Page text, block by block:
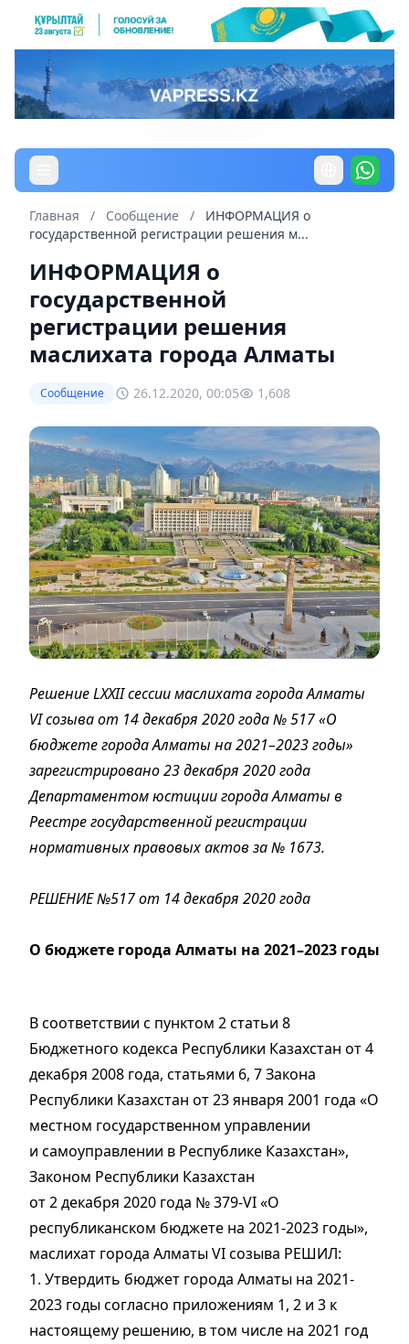
Главная / Сообщение /
ИНФОРМАЦИЯ о
государственной регистрации решения м...
ИНФОРМАЦИЯ о
государственной
регистрации решения
маслихата города Алматы
Сообщение 26.12.2020, 00:05 1,608
Решение LХХII сессии маслихата города Алматы
VI созыва от 14 декабря 2020 года № 517 «О
бюджете города Алматы на 2021–2023 годы»
зарегистрировано 23 декабря 2020 года
Департаментом юстиции города Алматы в
Реестре государственной регистрации
нормативных правовых актов за № 1673.
РЕШЕНИЕ №517 от 14 декабря 2020 года
О бюджете города Алматы на 2021–2023 годы
В соответствии с пунктом 2 статьи 8
Бюджетного кодекса Республики Казахстан от 4
декабря 2008 года, статьями 6, 7 Закона
Республики Казахстан от 23 января 2001 года «О
местном государственном управлении
и самоуправлении в Республике Казахстан»,
Законом Республики Казахстан
от 2 декабря 2020 года № 379-VI «О
республиканском бюджете на 2021-2023 годы»,
маслихат города Алматы VI созыва РЕШИЛ:
1. Утвердить бюджет города Алматы на 2021-
2023 годы согласно приложениям 1, 2 и 3 к
настоящему решению, в том числе на 2021 год